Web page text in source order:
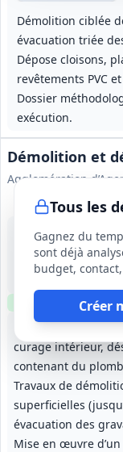
Démolition ciblée
évacuation triée
Dépose cloisons,
revêtements PVC
Dossier
exécution.
Tous les
Gagnez du
sont déjà
budget,
Créer
Démolition et
Agglomération
Démantèlement
curage intérieur,
contenant du
Travaux de
superficielles
évacuation des
Mise en œuvre
17 août 2026
Lot-et-Garonne
8 mois (dont 1,5
Clause